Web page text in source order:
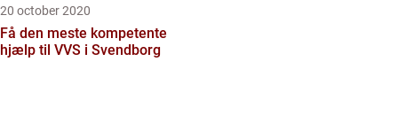
20 october 2020
Få den meste kompetente
hjælp til VVS i Svendborg